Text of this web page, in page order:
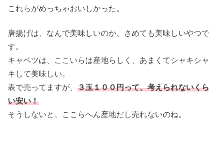
これらがめっちゃおいしかった。
唐揚げは、なんで美味しいのか、さめても美味しいやつで
す。
キャベツは、ここいらは産地らしく、あまくてシャキシャ
キして美味しい。
表で売ってますが、 ３玉１００円って、考えられないくら
い安い！
そうしないと、ここらへん産地だし売れないのね。